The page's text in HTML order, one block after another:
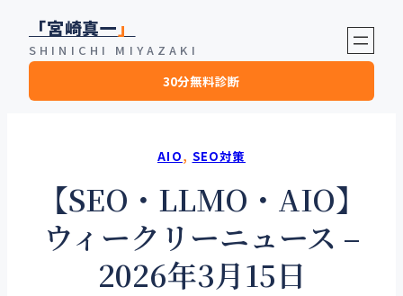
「宮崎真一 」
SHINICHI MIYAZAKI
30分無料診断
AIO, SEO対策
【SEO・LLMO・AIO】
ウィークリーニュース –
2026年3月15日